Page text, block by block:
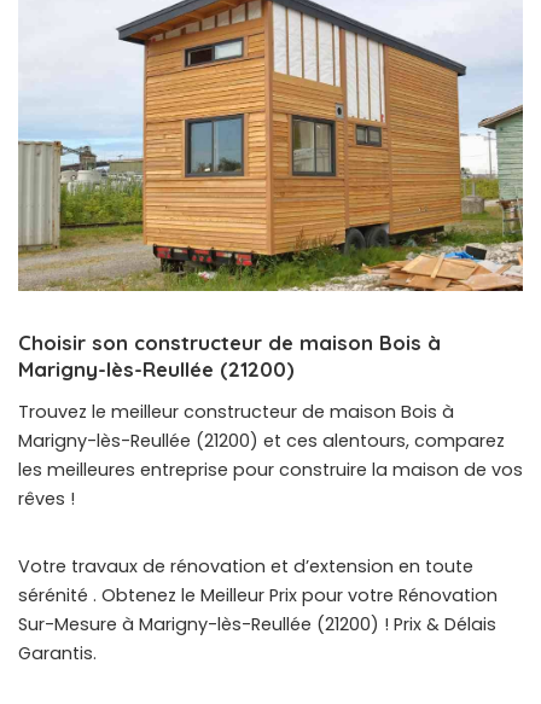
Choisir son constructeur de maison Bois à
Marigny-lès-Reullée (21200)
Trouvez le meilleur constructeur de maison Bois à
Marigny-lès-Reullée (21200) et ces alentours, comparez
les meilleures entreprise pour construire la maison de vos
rêves !
Votre travaux de rénovation et d’extension en toute
sérénité . Obtenez le Meilleur Prix pour votre Rénovation
Sur-Mesure à Marigny-lès-Reullée (21200) ! Prix & Délais
Garantis.